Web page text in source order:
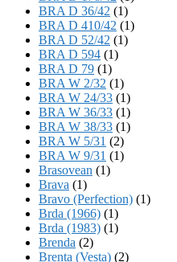
BRA D 36/42 (1)
BRA D 410/42 (1)
BRA D 52/42 (1)
BRA D 594 (1)
BRA D 79 (1)
BRA W 2/32 (1)
BRA W 24/33 (1)
BRA W 36/33 (1)
BRA W 38/33 (1)
BRA W 5/31 (2)
BRA W 9/31 (1)
Brasovean (1)
Brava (1)
Bravo (Perfection) (1)
Brda (1966) (1)
Brda (1983) (1)
Brenda (2)
Brenta (Vesta) (2)